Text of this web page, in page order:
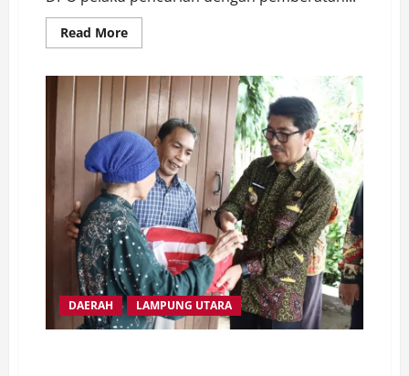
Read MoreRead
more
Pelaku
Curat
17
Batang
Potongan
Besi
Rel
PT.
KAI
Diringkus
Satreskrim
Polres
Way
Kanan
DAERAH LAMPUNG UTARA